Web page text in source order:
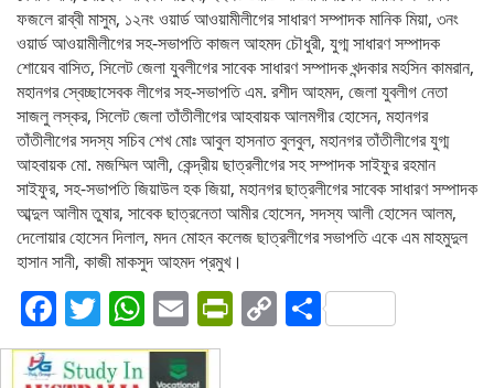
ফজলে রাব্বী মাসুম, ১২নং ওয়ার্ড আওয়ামীলীগের সাধারণ সম্পাদক মানিক মিয়া, ৩নং
ওয়ার্ড আওয়ামীলীগের সহ-সভাপতি কাজল আহমদ চৌধুরী, যুগ্ম সাধারণ সম্পাদক
শোয়েব বাসিত, সিলেট জেলা যুবলীগের সাবেক সাধারণ সম্পাদক খন্দকার মহসিন কামরান,
মহানগর স্বেচ্ছাসেবক লীগের সহ-সভাপতি এম. রশীদ আহমদ, জেলা যুবলীগ নেতা
সাজলু লস্কর, সিলেট জেলা তাঁতীলীগের আহবায়ক আলমগীর হোসেন, মহানগর
তাঁতীলীগের সদস্য সচিব শেখ মোঃ আবুল হাসনাত বুলবুল, মহানগর তাঁতীলীগের যুগ্ম
আহবায়ক মো. মজম্মিল আলী, কেন্দ্রীয় ছাত্রলীগের সহ সম্পাদক সাইফুর রহমান
সাইফুর, সহ-সভাপতি জিয়াউল হক জিয়া, মহানগর ছাত্রলীগের সাবেক সাধারণ সম্পাদক
আব্দুল আলীম তুষার, সাবেক ছাত্রনেতা আমীর হোসেন, সদস্য আলী হোসেন আলম,
দেলোয়ার হোসেন দিলাল, মদন মোহন কলেজ ছাত্রলীগের সভাপতি একে এম মাহমুদুল
হাসান সানী, কাজী মাকসুদ আহমদ প্রমুখ।
Facebook
Twitter
WhatsApp
EmailPrintFriendly
CopyShare